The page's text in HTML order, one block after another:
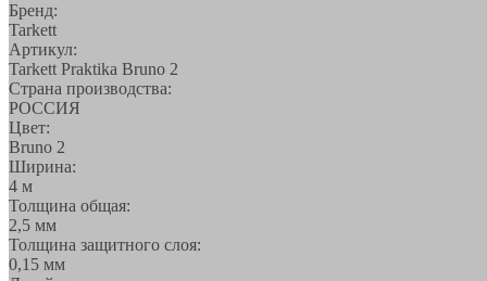
Бренд:
Tarkett
Артикул:
Tarkett Praktika Bruno 2
Страна производства:
РОССИЯ
Цвет:
Bruno 2
Ширина:
4 м
Толщина общая:
2,5 мм
Толщина защитного слоя:
0,15 мм